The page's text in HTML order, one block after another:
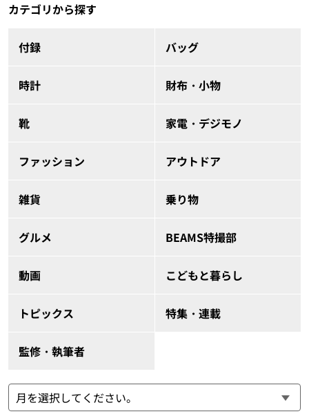
カテゴリから探す
付録 バッグ
時計 財布・小物
靴 家電・デジモノ
ファッション アウトドア
雑貨 乗り物
グルメ BEAMS特撮部
動画 こどもと暮らし
トピックス 特集・連載
監修・執筆者